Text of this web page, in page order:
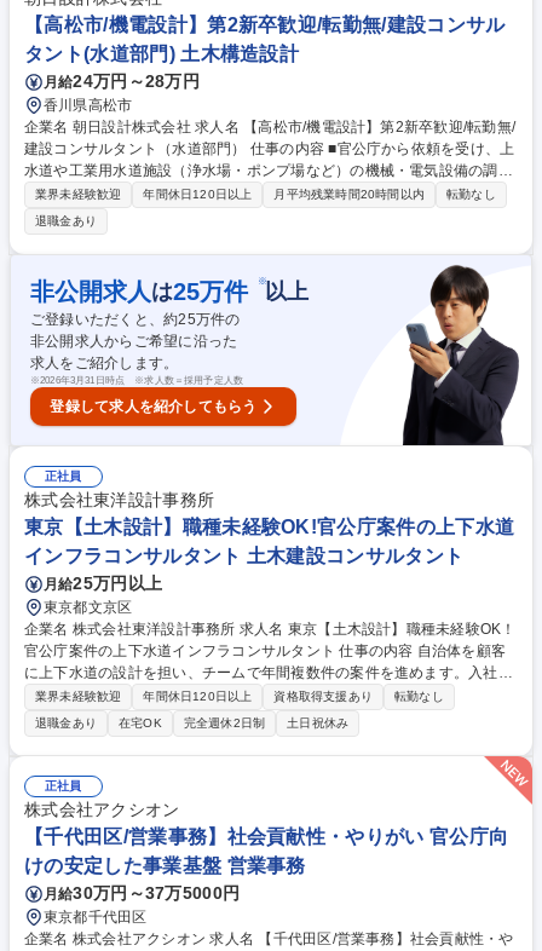
（1週間単位でシフト変更）で、チーム内で協力して業務を遂行します。
募集職種 【桐生市/データセンターオペレータ】未経験者可★サーバー監
視/IT知識不要！
【高松市/機電設計】第2新卒歓迎/転勤無/建設コンサル
タント(水道部門) 土木構造設計
月給24万円～28万円
香川県高松市
企業名 朝日設計株式会社 求人名 【高松市/機電設計】第2新卒歓迎/転勤無/
建設コンサルタント（水道部門） 仕事の内容 ■官公庁から依頼を受け、上
水道や工業用水道施設（浄水場・ポンプ場など）の機械・電気設備の調
査・計画・設計を行います。生活に欠かせない水の安定供給を支えるやり
がいのあるお仕事です。 ■具体的には、浄水場、配水池、ポンプ場などの
水道施設における機械・電気設備の設計業務を担当していただきます。現
場の調査から始まり、どのような設備が必要かの計画立案、CAD等を用い
た詳細な設計まで一貫して携わります。また、水道事業体である官公庁の
担当者と直接打ち合わせを行い、技術的な協議を重ねながらプロジェクト
を進めていきます。 ※業務変更の範囲：当社の業務全般 募集職種 【高松
市/機電設計】第2新卒歓迎/転勤無/建設コンサルタント（水道部門）
業界未経験歓迎 年間休日120日以上 月平均残業時間20時間以内
転勤なし
退職金あり
非公開求人 は25万件 ※以上
ご登録いただくと、約25万件の
非公開求人からご希望に沿った
求人をご紹介します。
※2026年3月31日時点 ※求人数＝採用予定人数
登録して求人を紹介してもらう
正社員
株式会社東洋設計事務所
東京【土木設計】職種未経験OK!官公庁案件の上下水道
インフラコンサルタント 土木建設コンサルタント
月給25万円以上
東京都文京区
企業名 株式会社東洋設計事務所 求人名 東京【土木設計】職種未経験OK！
官公庁案件の上下水道インフラコンサルタント 仕事の内容 自治体を顧客
に上下水道の設計を担い、チームで年間複数件の案件を進めます。入社後
はCADによる図面作成から開始し、5年後には基本計画を担う技術者へ成
長できます。未経験からの技術の習得を期待しています。 【詳細】官公庁
から発注される上下水道施設や管路の調査および設計を行います。入社後
はCADを用いた図面の作成や設計計算の補助業務から開始し、業務の全体
の流れを学びます。慣れてきた段階で自治体との技術的な打合せに同行
し、基本計画の策定へと進みます。業務詳細は動画をぜひご覧ください。
https://youtu.be/ljcy5ZWoH4A https://youtu.be/1eNAWYDuV4c 募集職種
東京【土木設計】職種未経験OK！官公庁案件の上下水道インフラコンサ
ルタント
業界未経験歓迎 年間休日120日以上 資格取得支援あり
転勤なし
退職金あり
在宅OK 完全週休2日制 土日祝休み
正社員
株式会社アクシオン
【千代田区/営業事務】社会貢献性・やりがい 官公庁向
けの安定した事業基盤 営業事務
月給30万円～37万5000円
東京都千代田区
企業名 株式会社アクシオン 求人名 【千代田区/営業事務】社会貢献性・や